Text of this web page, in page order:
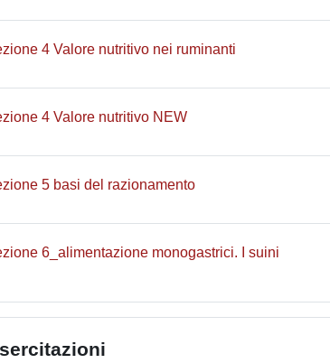
4 Valore nutritivo nei ruminanti
4 Valore nutritivo NEW
5 basi del razionamento
6_alimentazione monogastrici. I suini